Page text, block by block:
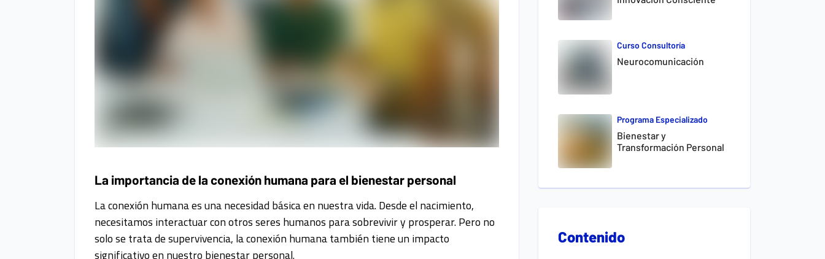
La importancia de la conexión humana para el bienestar personal
La conexión humana es una necesidad básica en nuestra vida. Desde el nacimiento,
necesitamos interactuar con otros seres humanos para sobrevivir y prosperar. Pero no
solo se trata de supervivencia, la conexión humana también tiene un impacto
significativo en nuestro bienestar personal.
Curso Consultoría
Neurocomunicación
Programa Especializado
Bienestar y
Transformación Personal
Contenido